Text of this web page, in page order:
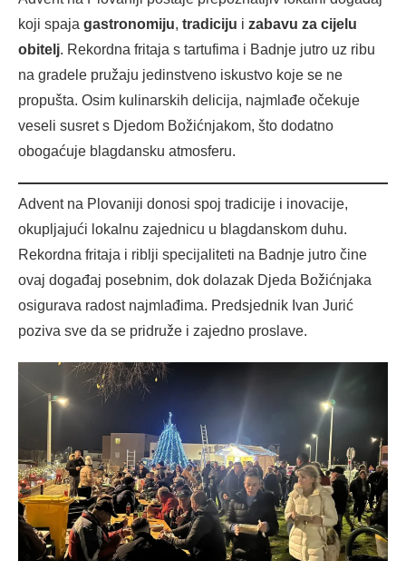
koji spaja gastronomiju, tradiciju i zabavu za cijelu
obitelj. Rekordna fritaja s tartufima i Badnje jutro uz ribu
na gradele pružaju jedinstveno iskustvo koje se ne
propušta. Osim kulinarskih delicija, najmlađe očekuje
veseli susret s Djedom Božićnjakom, što dodatno
obogaćuje blagdansku atmosferu.
Advent na Plovaniji donosi spoj tradicije i inovacije,
okupljajući lokalnu zajednicu u blagdanskom duhu.
Rekordna fritaja i riblji specijaliteti na Badnje jutro čine
ovaj događaj posebnim, dok dolazak Djeda Božićnjaka
osigurava radost najmlađima. Predsjednik Ivan Jurić
poziva sve da se pridruže i zajedno proslave.